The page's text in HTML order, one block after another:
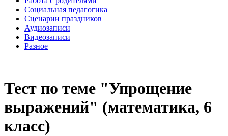
Социальная педагогика
Сценарии праздников
Аудиозаписи
Видеозаписи
Разное
Тест по теме "Упрощение
выражений" (математика, 6
класс)